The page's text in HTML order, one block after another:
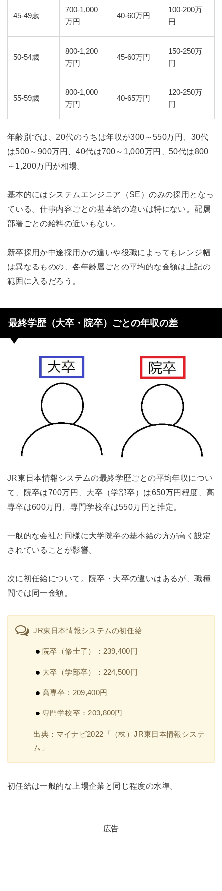
45-49歳
700-1,000
万円
40-60万円
100-200万
円
50-54歳
800-1,200
万円
45-60万円
150-250万
円
55-59歳
800-1,000
万円
40-65万円
120-250万
円
年齢別では、20代のうちは年収が300～550万円、30代
は500～900万円、40代は700～1,000万円、50代は800
～1,200万円が相場。
基本的にはシステムエンジニア（SE）のみの採用となっ
ている。仕事内容ごとの基本給の違いは特にない。配属
部署ごとの給料の近いもない。
新卒採用か中途採用かの違いや役職によってもレンジ幅
は異なるものの、各年齢層ごとの平均的な金額は上記の
範囲に入るだろう。
最終学歴（大卒・院卒）ごとの年収の差
JR東日本情報システムの最終学歴ごとの平均年収につい
て、院卒は700万円、大卒（学部卒）は650万円程度、高
専卒は600万円、専門学校卒は550万円と推定。
一般的な会社と同様に大学院卒の基本給の方が高く設定
されていることが影響。
次に初任給について。院卒・大卒の違いはあるが、職種
間では同一金額。
JR東日本情報システムの初任給
院卒（修士了）：239,400円
大卒（学部卒）：224,500円
高専卒：209,400円
専門学校卒：203,800円
出典：マイナビ2022「（株）JR東日本情報システ
ム」
初任給は一般的な上場企業と同じ程度の水準。
広告